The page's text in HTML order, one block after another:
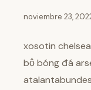
noviembre 23,
xosotin
bộ bóng đá